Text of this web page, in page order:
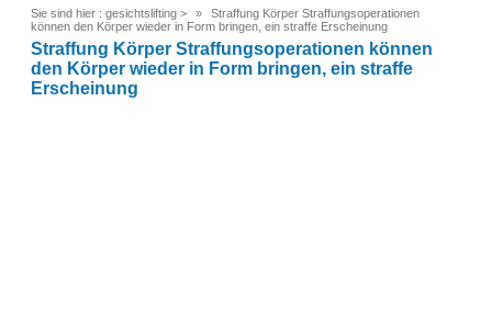
Sie sind hier : gesichtslifting >
Straffung Körper Straffungsoperationen
können den Körper wieder in Form bringen, ein straffe Erscheinung
Straffung Körper Straffungsoperationen können
den Körper wieder in Form bringen, ein straffe
Erscheinung